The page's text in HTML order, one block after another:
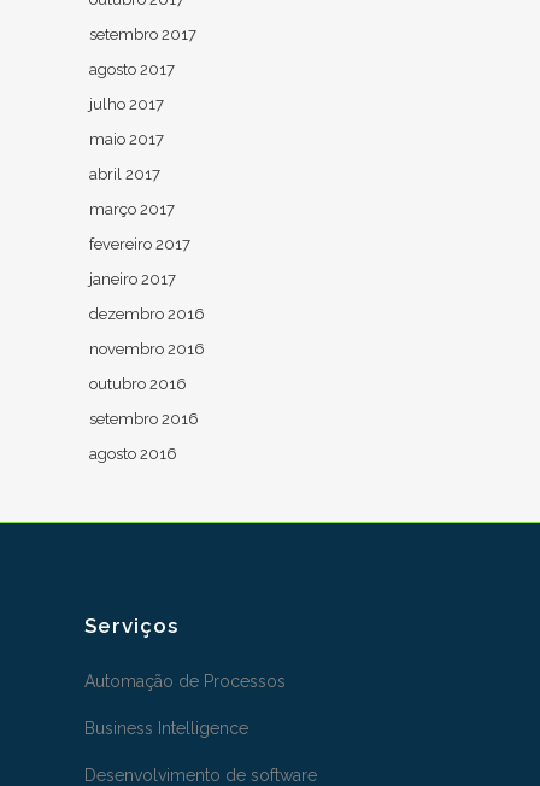
setembro 2017
agosto 2017
julho 2017
maio 2017
abril 2017
março 2017
fevereiro 2017
janeiro 2017
dezembro 2016
novembro 2016
outubro 2016
setembro 2016
agosto 2016
Serviços
Automação de Processos
Business Intelligence
Desenvolvimento de software